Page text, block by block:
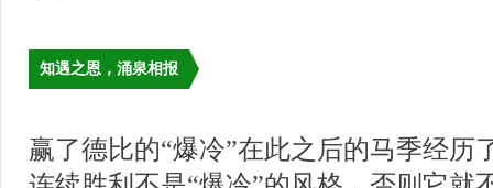
知遇之恩，涌泉相报
赢了德比的“爆冷”在此之后的马季经历